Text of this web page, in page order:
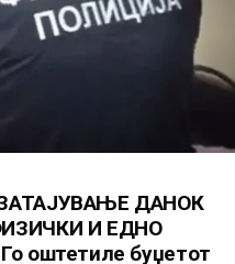
ДАНОК
И ЕДНО
оштетиле буџетот